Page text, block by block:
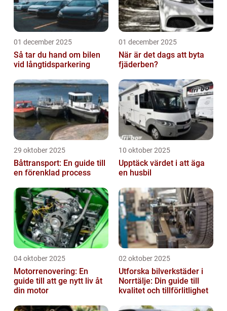
01 december 2025
Så tar du hand om bilen
vid långtidsparkering
01 december 2025
När är det dags att byta
fjäderben?
29 oktober 2025
Båttransport: En guide till
en förenklad process
10 oktober 2025
Upptäck värdet i att äga
en husbil
04 oktober 2025
Motorrenovering: En
guide till att ge nytt liv åt
din motor
02 oktober 2025
Utforska bilverkstäder i
Norrtälje: Din guide till
kvalitet och tillförlitlighet